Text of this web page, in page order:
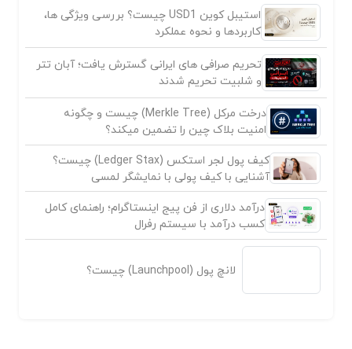
استیبل کوین USD1 چیست؟ بررسی ویژگی ها،
کاربردها و نحوه عملکرد
تحریم صرافی های ایرانی گسترش یافت؛ آبان تتر
و شلبیت تحریم شدند
درخت مرکل (Merkle Tree) چیست و چگونه
امنیت بلاک چین را تضمین میکند؟
کیف پول لجر استکس (Ledger Stax) چیست؟
آشنایی با کیف پولی با نمایشگر لمسی
درآمد دلاری از فن پیج اینستاگرام؛ راهنمای کامل
کسب درآمد با سیستم رفرال
لانچ پول (Launchpool) چیست؟